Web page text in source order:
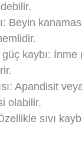
Beyin
kaybı: İnme
Apandisit
olabilir.
sıvı